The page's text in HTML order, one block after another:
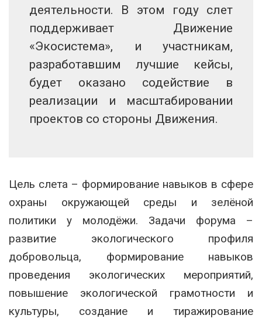
деятельности. В этом году слет
поддерживает Движение
«Экосистема», и участникам,
разработавшим лучшие кейсы,
будет оказано содействие в
реализации и масштабировании
проектов со стороны Движения.
Цель слета – формирование навыков в сфере
охраны окружающей среды и зелёной
политики у молодёжи. Задачи форума –
развитие экологического профиля
добровольца, формирование навыков
проведения экологических мероприятий,
повышение экологической грамотности и
культуры, создание и тиражирование